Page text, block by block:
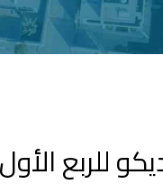
للربع الأول